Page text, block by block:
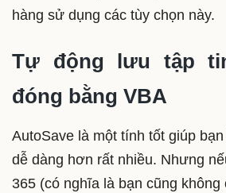
hàng sử dụng các tùy chọn này.
Tự động lưu tập
đóng bằng VBA
AutoSave là một tính tốt giúp
dễ dàng hơn rất nhiều. Nhưng
365 (có nghĩa là bạn cũng không